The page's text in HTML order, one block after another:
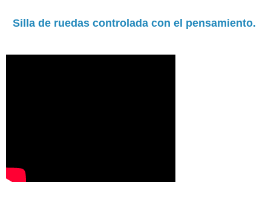
Silla de ruedas controlada con el pensamiento.